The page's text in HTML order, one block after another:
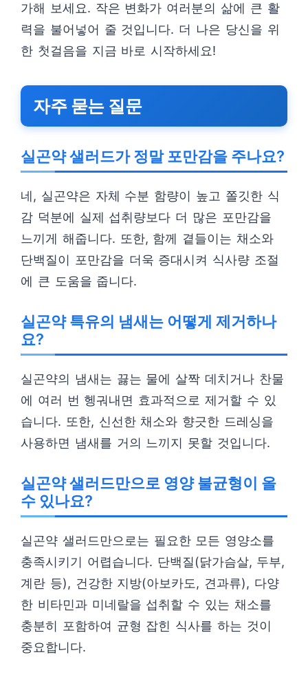
가해 보세요. 작은 변화가 여러분의 삶에 큰 활
력을 불어넣어 줄 것입니다. 더 나은 당신을 위
한 첫걸음을 지금 바로 시작하세요!
자주 묻는 질문
실곤약 샐러드가 정말 포만감을 주나요?
네, 실곤약은 자체 수분 함량이 높고 쫄깃한 식
감 덕분에 실제 섭취량보다 더 많은 포만감을
느끼게 해줍니다. 또한, 함께 곁들이는 채소와
단백질이 포만감을 더욱 증대시켜 식사량 조절
에 큰 도움을 줍니다.
실곤약 특유의 냄새는 어떻게 제거하나
요?
실곤약의 냄새는 끓는 물에 살짝 데치거나 찬물
에 여러 번 헹궈내면 효과적으로 제거할 수 있
습니다. 또한, 신선한 채소와 향긋한 드레싱을
사용하면 냄새를 거의 느끼지 못할 것입니다.
실곤약 샐러드만으로 영양 불균형이 올
수 있나요?
실곤약 샐러드만으로는 필요한 모든 영양소를
충족시키기 어렵습니다. 단백질(닭가슴살, 두부,
계란 등), 건강한 지방(아보카도, 견과류), 다양
한 비타민과 미네랄을 섭취할 수 있는 채소를
충분히 포함하여 균형 잡힌 식사를 하는 것이
중요합니다.